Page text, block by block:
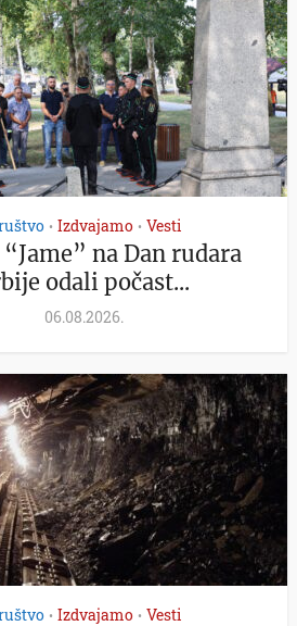
• Izdvajamo • Vesti
na Dan rudara
odali počast...
06.08.2026.
• Izdvajamo • Vesti